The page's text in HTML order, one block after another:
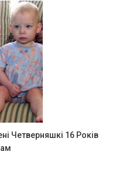
Четверняшкі 16 Років